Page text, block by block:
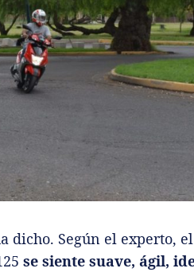
dicho. Según el experto,
se siente suave, ágil,